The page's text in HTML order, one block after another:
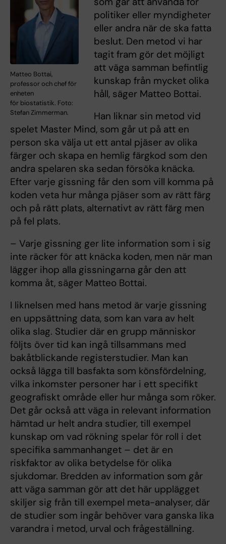
Matteo Bottai,
professor och chef för
enheten
för biostatistik. Foto:
Stefan Zimmerman.
politiker eller myndigheter
eller andra när de ska fatta
beslut. Den metod vi har
tagit fram gör det möjligt
att väga samman befintlig
kunskap från mycket olika
håll, säger Matteo Bottai.
Han liknar sin metod vid
spelet Master Mind, som går ut på att en
person ska välja ut ett antal pjäser av olika
färger och skapa en hemlig färgkod som den
andra spelaren ska sedan försöka knäcka.
Efter varje gissning får den som vill komma på
koden veta hur många pjäser som av rätt färg
och på rätt plats, alternativt av rätt färg men
på fel plats.
– Varje gissning ger lite information som i sig
inte räcker för att knäcka koden, men när man
lägger ihop alla gissningarna går den att
komma åt, säger Matteo Bottai.
I liknelsen med hans metod är varje gissning
en uppsättning data, som kan vara av helt
olika slag. Studier där en grupp människor
följts över tid kan ingå tillsammans med
bakåtblickande registerstudier. Man kan
också lägga till basfakta som könsfördelning,
vilka inkomster personer har i ett specifikt
geografiskt område eller hur många som röker.
Det går också att väga in relevant information
hämtad ur helt andra studier, till exempel
kunskap om vad rökning spelar för roll i det
specifika sammanhanget – det är en
riskfaktor av olika betydelse för olika
sjukdomar. Bredden av information som går
att väga samman gör att det här upplägget
skiljer sig från till exempel meta-analyser, där
de studier som ingår behöver vara ganska lika
varandra i metod, urval och frågeställning.